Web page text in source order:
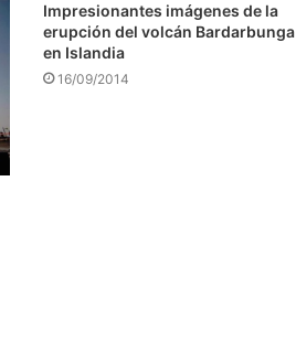
Impresionantes imágenes de la
erupción del volcán Bardarbunga
en Islandia
16/09/2014